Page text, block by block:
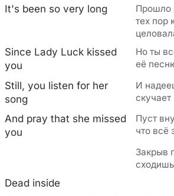
It's been so very long
Прошло
тех пор
Since Lady Luck kissed
you
Но ты
её
Still, you listen for her
song
И
скучает
And pray that she missed
you
Пуст
что всё
Закрыв
Dead inside